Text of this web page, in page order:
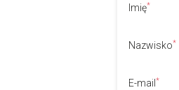
Imię*
Nazwisko*
E-mail *